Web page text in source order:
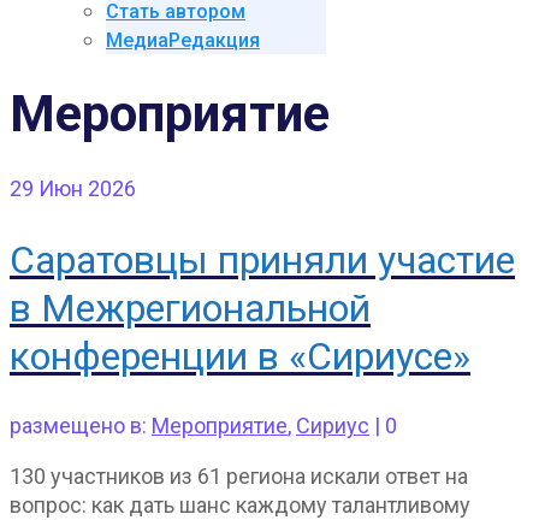
Стать автором
МедиаРедакция
Мероприятие
29 Июн 2026
Саратовцы приняли участие
в Межрегиональной
конференции в «Сириусе»
размещено в: Мероприятие, Сириус | 0
130 участников из 61 региона искали ответ на
вопрос: как дать шанс каждому талантливому